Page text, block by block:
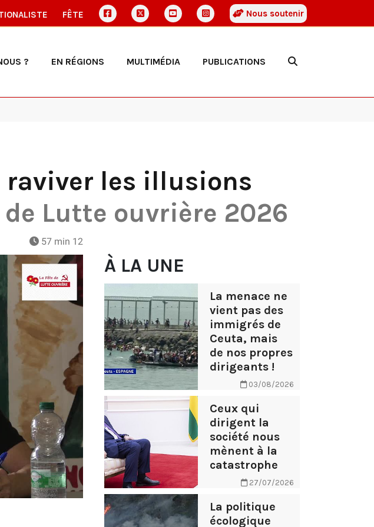
FÊTE Nous soutenir
? EN RÉGIONS MULTIMÉDIA PUBLICATIONS
raviver les illusions
Lutte ouvrière 2026
57 min 12
À LA UNE
La menace ne
vient pas des
immigrés de
Ceuta, mais
de nos propres
dirigeants !
03/08/2026
Ceux qui
dirigent la
société nous
mènent à la
catastrophe
27/07/2026
La politique
écologique